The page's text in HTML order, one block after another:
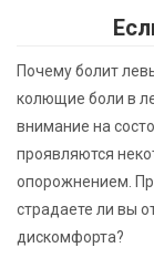
Почему болит
колющие боли в
внимание на
проявляются
опорожнением.
страдаете ли вы
дискомфорта?